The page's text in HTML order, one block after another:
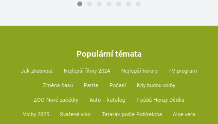
Populární témata
Jak zhubnout Nejlepší filmy 2024 Nejlepší horory TV program
Změna času Partie Počasí Kdy budou volby
ZOO Nové začátky Auto – katalog 7 pádů Honzy Dědka
Volby 2025 Svařené víno Tatarák podle Pohlreicha Aloe vera